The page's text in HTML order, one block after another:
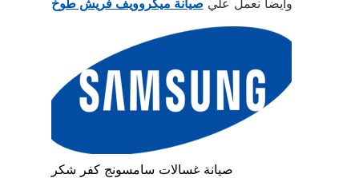
وايضا نعمل علي صيانة ميكروويف فريش طوخ
صيانة غسالات سامسونج كفر شكر